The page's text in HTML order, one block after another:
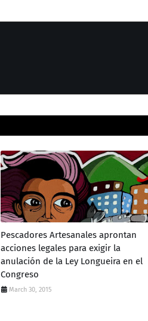
Pescadores Artesanales aprontan
acciones legales para exigir la
anulación de la Ley Longueira en el
Congreso
March 30, 2015